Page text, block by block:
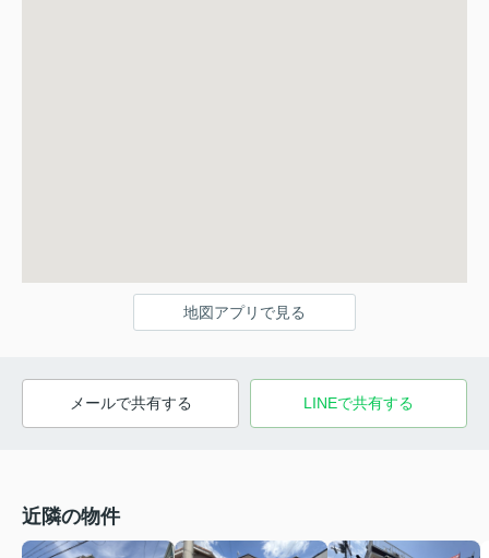
地図アプリで見る
メールで共有する LINEで共有する
近隣の物件